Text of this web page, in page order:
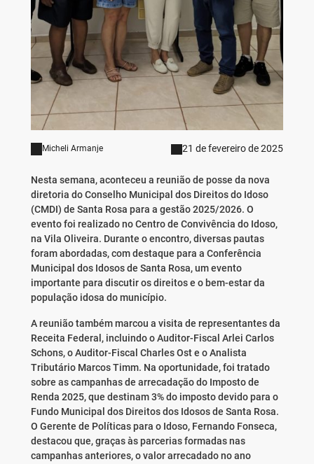
Micheli Armanje 21 de fevereiro de 2025
Nesta semana, aconteceu a reunião de posse da nova
diretoria do Conselho Municipal dos Direitos do Idoso
(CMDI) de Santa Rosa para a gestão 2025/2026. O
evento foi realizado no Centro de Convivência do Idoso,
na Vila Oliveira. Durante o encontro, diversas pautas
foram abordadas, com destaque para a Conferência
Municipal dos Idosos de Santa Rosa, um evento
importante para discutir os direitos e o bem-estar da
população idosa do município.
A reunião também marcou a visita de representantes da
Receita Federal, incluindo o Auditor-Fiscal Arlei Carlos
Schons, o Auditor-Fiscal Charles Ost e o Analista
Tributário Marcos Timm. Na oportunidade, foi tratado
sobre as campanhas de arrecadação do Imposto de
Renda 2025, que destinam 3% do imposto devido para o
Fundo Municipal dos Direitos dos Idosos de Santa Rosa.
O Gerente de Políticas para o Idoso, Fernando Fonseca,
destacou que, graças às parcerias formadas nas
campanhas anteriores, o valor arrecadado no ano